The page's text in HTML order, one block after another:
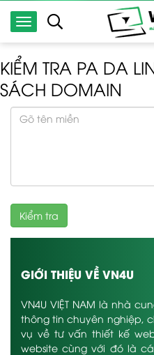
KIỂM TRA PA DA
SÁCH DOMAIN
Kiểm tra
GIỚI THIỆU VỀ VN4U
VN4U VIỆT NAM là nhà
thông tin chuyên nghiệp,
vụ về tư vấn thiết kế
website cùng với đó là